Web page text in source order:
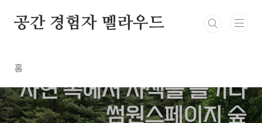
공간 경험자 멜라우드
홈